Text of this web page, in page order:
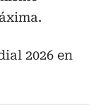
2026 en